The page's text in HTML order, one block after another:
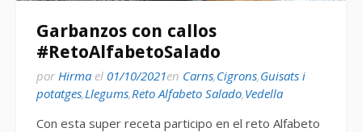
Garbanzos con callos
#RetoAlfabetoSalado
por Hirma el 01/10/2021en Carns,Cigrons,Guisats i
potatges,Llegums,Reto Alfabeto Salado,Vedella
Con esta super receta participo en el reto Alfabeto